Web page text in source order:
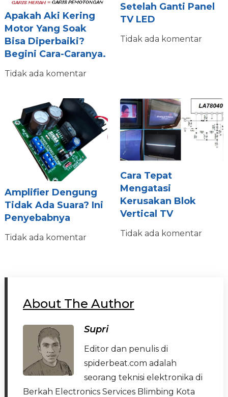
Apakah Aki Kering
Motor Yang Soak
Bisa Diperbaiki?
Begini Cara-Caranya.
Tidak ada komentar
Setelah Ganti Panel
TV LED
Tidak ada komentar
Amplifier Dengung
Tidak Ada Suara? Ini
Penyebabnya
Tidak ada komentar
Cara Tepat
Mengatasi
Kerusakan Blok
Vertical TV
Tidak ada komentar
About The Author
Supri
Editor dan penulis di
spiderbeat.com adalah
seorang teknisi elektronika di
Berkah Electronics Services Blimbing Kota